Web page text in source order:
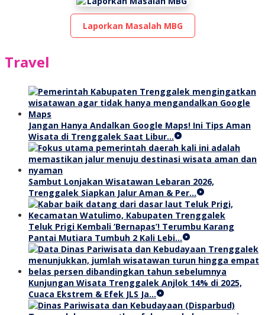
Laporkan Masalah MBG
Travel
Jangan Hanya Andalkan Google Maps! Ini Tips Aman
Wisata di Trenggalek Saat Libur…
Sambut Lonjakan Wisatawan Lebaran 2026,
Trenggalek Siapkan Jalur Aman & Per…
Teluk Prigi Kembali ‘Bernapas’! Terumbu Karang
Pantai Mutiara Tumbuh 2 Kali Lebi…
Kunjungan Wisata Trenggalek Anjlok 14% di 2025,
Cuaca Ekstrem & Efek JLS Ja…